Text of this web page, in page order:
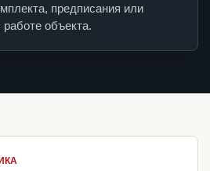
предписания или
объекта.